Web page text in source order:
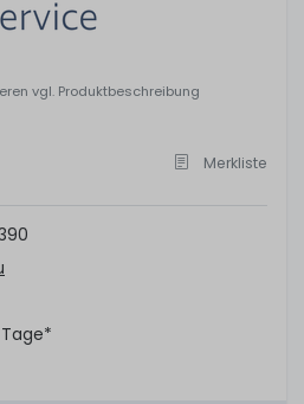
vgl. Produktbeschreibung
Merkliste